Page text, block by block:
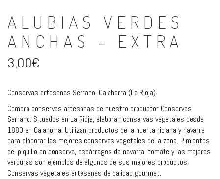
ALUBIAS VERDES
ANCHAS – EXTRA
3,00€
Conservas artesanas Serrano, Calahorra (La Rioja).
Compra conservas artesanas de nuestro productor Conservas
Serrano. Situados en La Rioja, elaboran conservas vegetales desde
1880 en Calahorra. Utilizan productos de la huerta riojana y navarra
para elaborar las mejores conservas vegetales de la zona. Pimientos
del piquillo en conserva, espárragos de navarra, tomate y las mejores
verduras son ejemplos de algunos de sus mejores productos.
Conservas vegetales artesanas de calidad gourmet.